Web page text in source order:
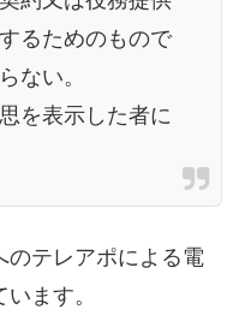
るためのもので
ない。
を表示した者に
のテレアポによる電
ます。